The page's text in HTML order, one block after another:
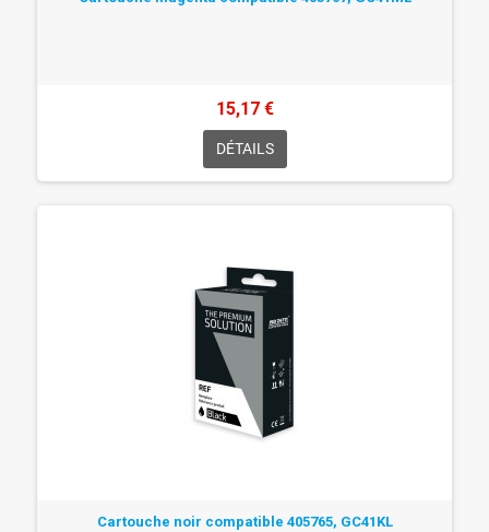
15,17 €
DÉTAILS
Cartouche noir compatible 405765, GC41KL